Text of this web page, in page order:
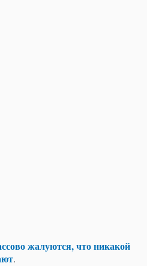
жалуются, что никакой
.